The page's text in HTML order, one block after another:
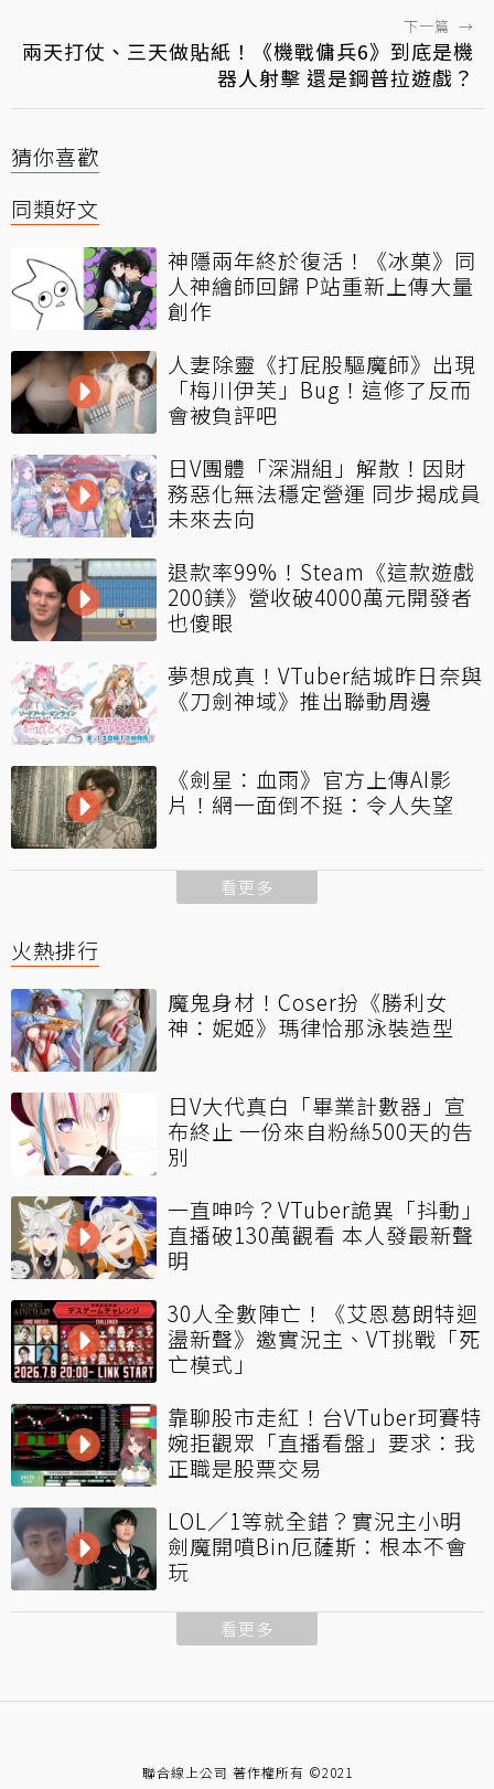
下一篇 →
兩天打仗、三天做貼紙！《機戰傭兵6》到底是機
器人射擊 還是鋼普拉遊戲？
猜你喜歡
同類好文
神隱兩年終於復活！《冰菓》同
人神繪師回歸 P站重新上傳大量
創作
人妻除靈《打屁股驅魔師》出現
「梅川伊芙」Bug！這修了反而
會被負評吧
日V團體「深淵組」解散！因財
務惡化無法穩定營運 同步揭成員
未來去向
退款率99%！Steam《這款遊戲
200鎂》營收破4000萬元開發者
也傻眼
夢想成真！VTuber結城昨日奈與
《刀劍神域》推出聯動周邊
《劍星：血雨》官方上傳AI影
片！網一面倒不挺：令人失望
看更多
火熱排行
魔鬼身材！Coser扮《勝利女
神：妮姬》瑪律恰那泳裝造型
日V大代真白「畢業計數器」宣
布終止 一份來自粉絲500天的告
別
一直呻吟？VTuber詭異「抖動」
直播破130萬觀看 本人發最新聲
明
30人全數陣亡！《艾恩葛朗特迴
盪新聲》邀實況主、VT挑戰「死
亡模式」
靠聊股市走紅！台VTuber珂賽特
婉拒觀眾「直播看盤」要求：我
正職是股票交易
LOL／1等就全錯？實況主小明
劍魔開噴Bin厄薩斯：根本不會
玩
看更多
聯合線上公司 著作權所有 ©2021